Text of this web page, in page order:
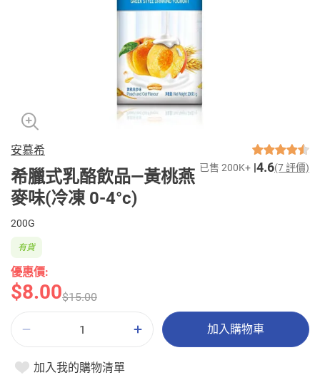
安慕希
希臘式乳酪飲品—黃桃燕
麥味(冷凍 0-4°c)
已售 200K+ 4.6(7 評價)
200G
優惠價:
$8.00$15.00
有貨
加入購物車
加入我的購物清單